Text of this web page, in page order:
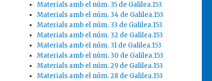
Materials amb el núm. 35 de Galilea.153
Materials amb el núm. 34 de Galilea.153
Materials amb el núm. 33 de Galilea.153
Materials amb el núm. 32 de Galilea.153
Materials amb el núm. 31 de Galilea.153
Materials amb el núm. 30 de Galilea.153
Materials amb el núm. 29 de Galilea.153
Materials amb el núm. 28 de Galilea.153